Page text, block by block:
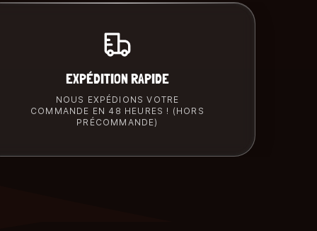
EXPÉDITION RAPIDE
NOUS EXPÉDIONS VOTRE
COMMANDE EN 48 HEURES ! (HORS
PRÉCOMMANDE)